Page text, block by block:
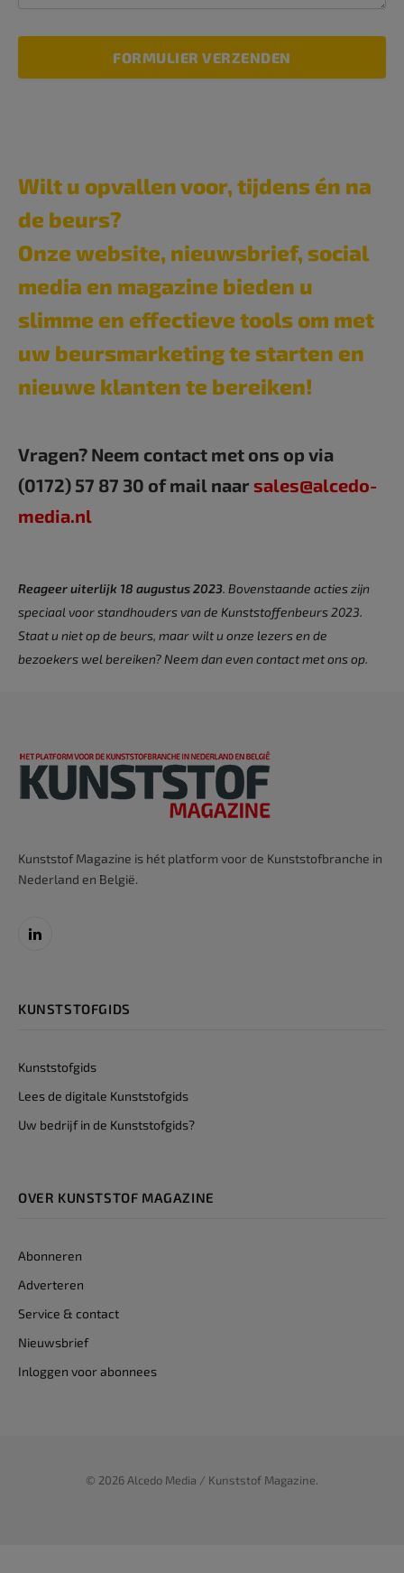
FORMULIER VERZENDEN
Wilt u opvallen voor, tijdens én na
de beurs?
Onze website, nieuwsbrief, social
media en magazine bieden u
slimme en effectieve tools om met
uw beursmarketing te starten en
nieuwe klanten te bereiken!
Vragen? Neem contact met ons op via
(0172) 57 87 30 of mail naarsales@alcedo-
media.nl
Reageer uiterlijk 18 augustus 2023. Bovenstaande acties zijn
speciaal voor standhouders van de Kunststoffenbeurs 2023.
Staat u niet op de beurs, maar wilt u onze lezers en de
bezoekers wel bereiken? Neem dan even contact met ons op.
Kunststof Magazine is hét platform voor de Kunststofbranche in
Nederland en België.
LinkedIn
KUNSTSTOFGIDS
Kunststofgids
Lees de digitale Kunststofgids
Uw bedrijf in de Kunststofgids?
OVER KUNSTSTOF MAGAZINE
Abonneren
Adverteren
Service & contact
Nieuwsbrief
Inloggen voor abonnees
© 2026 Alcedo Media / Kunststof Magazine.